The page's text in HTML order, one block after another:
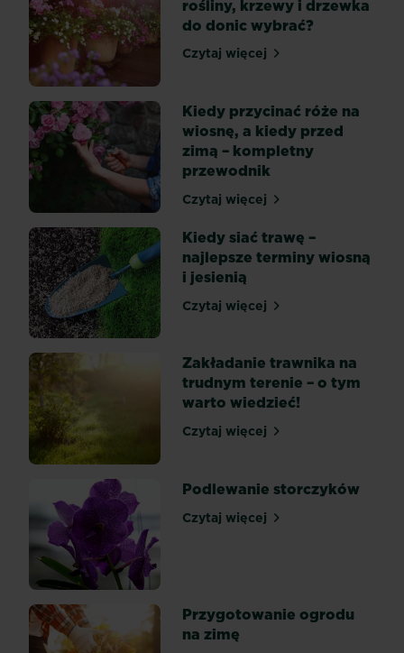
przez
co
często
są
mylone
z
owocówkami.
Zwykle
można
w
produkcji
szklarniowej
na
powierzchni
podłoża,
w
pobliżu
uprawianych
roślin,
a
przede...
rośliny, krzewy i drzewka
do donic wybrać?
Czytaj więcejKwiaty na taras – jakie
Kiedy przycinać róże na
wiosnę, a kiedy przed
zimą – kompletny
przewodnik
Czytaj więcejKiedy przycinać róże na
Kiedy siać trawę –
najlepsze terminy wiosną
i jesienią
Czytaj więcejKiedy siać trawę –
Zakładanie trawnika na
trudnym terenie – o tym
warto wiedzieć!
Czytaj więcejZakładanie trawnika na
Podlewanie storczyków
Czytaj więcejPodlewanie storczyków
Przygotowanie ogrodu
na zimę